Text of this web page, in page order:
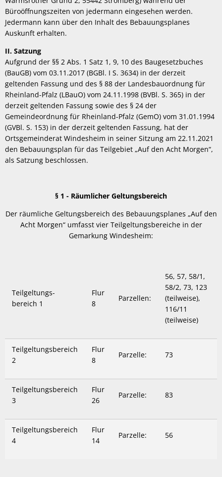
Büroöffnungszeiten von jedermann eingesehen werden.
Jedermann kann über den Inhalt des Bebauungsplanes
Auskunft erhalten.
II. Satzung
Aufgrund der §§ 2 Abs. 1 Satz 1, 9, 10 des Baugesetzbuches
(BauGB) vom 03.11.2017 (BGBl. I S. 3634) in der derzeit
geltenden Fassung und des § 88 der Landesbauordnung für
Rheinland-Pfalz (LBauO) vom 24.11.1998 (BVBl. S. 365) in der
derzeit geltenden Fassung sowie des § 24 der
Gemeindeordnung für Rheinland-Pfalz (GemO) vom 31.01.1994
(GVBl. S. 153) in der derzeit geltenden Fassung, hat der
Ortsgemeinderat Windesheim in seiner Sitzung am 22.11.2021
den Bebauungsplan für das Teilgebiet „Auf den Acht Morgen“,
als Satzung beschlossen.
§ 1 - Räumlicher Geltungsbereich
Der räumliche Geltungsbereich des Bebauungsplanes „Auf den
Acht Morgen“ umfasst vier Teilgeltungsbereiche in der
Gemarkung Windesheim:
Teilgeltungs-
bereich 1
Flur
8
Parzellen:
56, 57, 58/1,
58/2, 73, 123
(teilweise),
116/11
(teilweise)
Teilgeltungsbereich
2
Flur
8
Parzelle: 73
Teilgeltungsbereich
3
Flur
26
Parzelle: 83
Teilgeltungsbereich
4
Flur
14
Parzelle: 56